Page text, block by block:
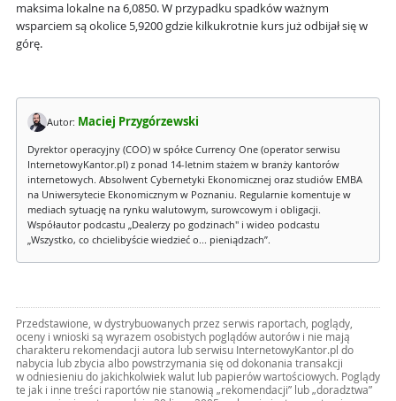
maksima lokalne na 6,0850. W przypadku spadków ważnym
wsparciem są okolice 5,9200 gdzie kilkukrotnie kurs już odbijał się w
górę.
Autor: Maciej Przygórzewski
Dyrektor operacyjny (COO) w spółce Currency One (operator serwisu
InternetowyKantor.pl) z ponad 14-letnim stażem w branży kantorów
internetowych. Absolwent Cybernetyki Ekonomicznej oraz studiów EMBA
na Uniwersytecie Ekonomicznym w Poznaniu. Regularnie komentuje w
mediach sytuację na rynku walutowym, surowcowym i obligacji.
Współautor podcastu „Dealerzy po godzinach" i wideo podcastu
„Wszystko, co chcielibyście wiedzieć o... pieniądzach”.
Przedstawione, w dystrybuowanych przez serwis raportach, poglądy,
oceny i wnioski są wyrazem osobistych poglądów autorów i nie mają
charakteru rekomendacji autora lub serwisu InternetowyKantor.pl do
nabycia lub zbycia albo powstrzymania się od dokonania transakcji
w odniesieniu do jakichkolwiek walut lub papierów wartościowych. Poglądy
te jak i inne treści raportów nie stanowią „rekomendacji” lub „doradztwa”